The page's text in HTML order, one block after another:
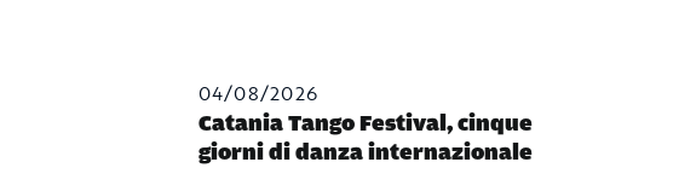
04/08/2026
Catania Tango Festival, cinque
giorni di danza internazionale